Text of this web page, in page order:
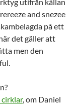
and snezee
på ett
det gäller att
men den
cirklar, om Daniel